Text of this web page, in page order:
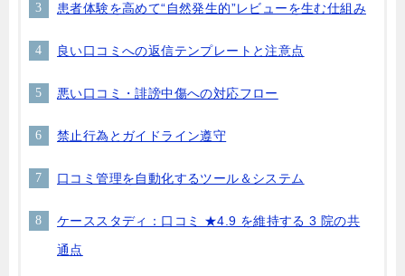
患者体験を高めて“自然発生的”レビューを生む仕組み
良い口コミへの返信テンプレートと注意点
悪い口コミ・誹謗中傷への対応フロー
禁止行為とガイドライン遵守
口コミ管理を自動化するツール＆システム
ケーススタディ：口コミ ★4.9 を維持する 3 院の共
通点